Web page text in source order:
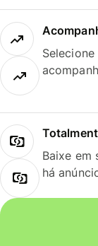
Baixe em
há